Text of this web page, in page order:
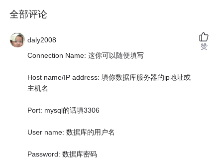
全部评论
daly2008
Connection Name: 这你可以随便填写
Host name/IP address: 填你数据库服务器的ip地址或
主机名
Port: mysql的话填3306
User name: 数据库的用户名
Password: 数据库密码
赞